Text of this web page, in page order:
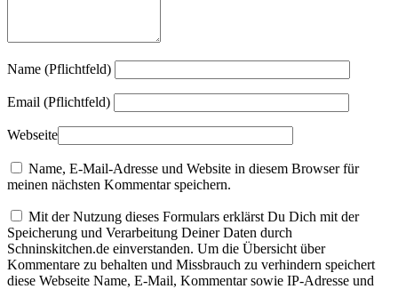
Name (Pflichtfeld)
Email (Pflichtfeld)
Webseite
Name, E-Mail-Adresse und Website in diesem Browser für
meinen nächsten Kommentar speichern.
Mit der Nutzung dieses Formulars erklärst Du Dich mit der
Speicherung und Verarbeitung Deiner Daten durch
Schninskitchen.de einverstanden. Um die Übersicht über
Kommentare zu behalten und Missbrauch zu verhindern speichert
diese Webseite Name, E-Mail, Kommentar sowie IP-Adresse und